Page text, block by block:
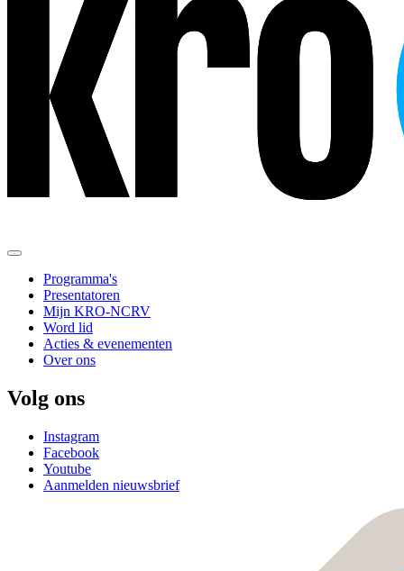
Programma's
Presentatoren
Mijn KRO-NCRV
Word lid
Acties & evenementen
Over ons
Volg ons
Instagram
Facebook
Youtube
Aanmelden nieuwsbrief